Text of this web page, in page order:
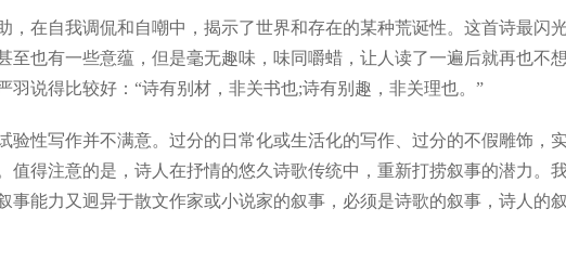
在自我调侃和自嘲中，揭示了世界和存在的某种荒诞性。这首诗最
也有一些意蕴，但是毫无趣味，味同嚼蜡，让人读了一遍后就再也不
说得比较好：“诗有别材，非关书也;诗有别趣，非关理也。”
写作并不满意。过分的日常化或生活化的写作、过分的不假雕饰，
得注意的是，诗人在抒情的悠久诗歌传统中，重新打捞叙事的潜力。
能力又迥异于散文作家或小说家的叙事，必须是诗歌的叙事，诗人的